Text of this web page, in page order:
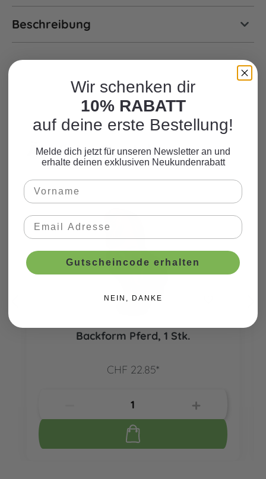
Beschreibung
Produktgalerie überspringen
Ähnliche Produkte
Backform Pferd, 1 Stk.
CHF 22.85*
Wir schenken dir
10% RABATT
auf deine erste Bestellung!
Melde dich jetzt für unseren Newsletter an und
erhalte deinen exklusiven Neukundenrabatt
Gutscheincode erhalten
NEIN, DANKE